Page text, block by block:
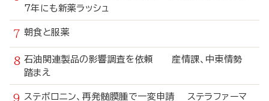
7年にも新薬ラッシュ
朝食と服薬
石油関連製品の影響調査を依頼 産情課、中東情勢
踏まえ
ステボロニン、再発髄膜腫で一変申請 ステラファーマ